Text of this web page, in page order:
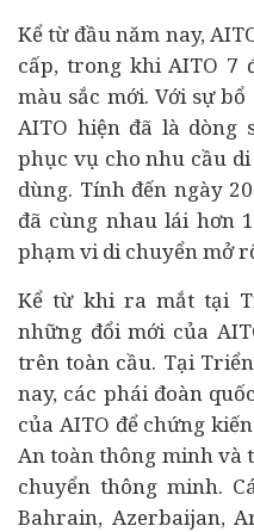
Kể từ đầu năm nay,
cấp, trong khi AITO 7
màu sắc mới. Với sự
AITO hiện đã là dòng
phục vụ cho nhu cầu
dùng. Tính đến ngày
đã cùng nhau lái hơn
phạm vi di chuyển mở
Kể từ khi ra mắt tại
những đổi mới của
trên toàn cầu. Tại
nay, các phái đoàn
của AITO để chứng
An toàn thông minh và
chuyển thông minh.
Bahrain, Azerbaijan,